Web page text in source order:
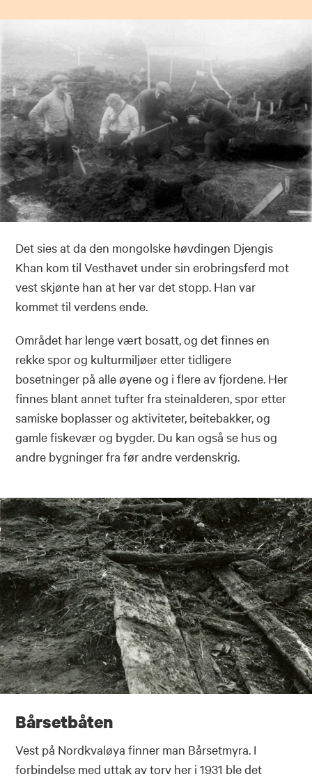
Det sies at da den mongolske høvdingen Djengis
Khan kom til Vesthavet under sin erobringsferd mot
vest skjønte han at her var det stopp. Han var
kommet til verdens ende.
Området har lenge vært bosatt, og det finnes en
rekke spor og kulturmiljøer etter tidligere
bosetninger på alle øyene og i flere av fjordene. Her
finnes blant annet tufter fra steinalderen, spor etter
samiske boplasser og aktiviteter, beitebakker, og
gamle fiskevær og bygder. Du kan også se hus og
andre bygninger fra før andre verdenskrig.
Bårsetbåten
Vest på Nordkvaløya finner man Bårsetmyra. I
forbindelse med uttak av torv her i 1931 ble det